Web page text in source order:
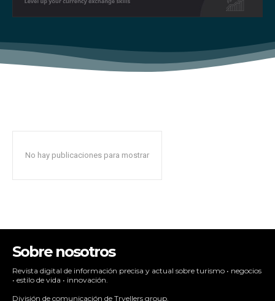
to stay in the loop.
No hay publicaciones para mostrar
Sobre nosotros
Revista digital de información precisa y actual sobre turismo • negocios
• estilo de vida • innovación.
División de comunicación de Trvellers group.